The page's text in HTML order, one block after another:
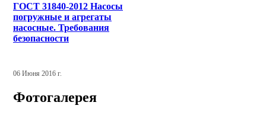
ГОСТ 31840-2012 Насосы
погружные и агрегаты
насосные. Требования
безопасности
06 Июня 2016 г.
Фотогалерея